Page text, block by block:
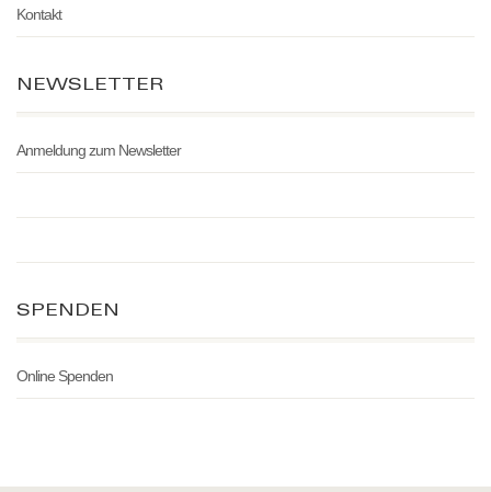
Kontakt
NEWSLETTER
Anmeldung zum Newsletter
SPENDEN
Online Spenden